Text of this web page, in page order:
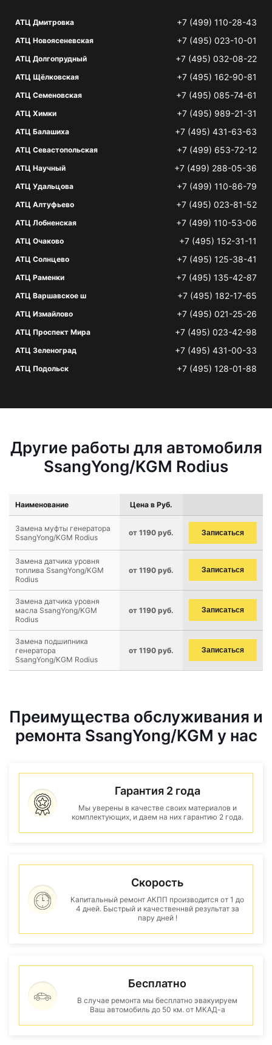
АТЦ Дмитровка +7 (499) 110-28-43
АТЦ Новоясеневская +7 (495) 023-10-01
АТЦ Долгопрудный +7 (495) 032-08-22
АТЦ Щёлковская +7 (495) 162-90-81
АТЦ Семеновская +7 (495) 085-74-61
АТЦ Химки +7 (495) 989-21-31
АТЦ Балашиха +7 (495) 431-63-63
АТЦ Севастопольская +7 (499) 653-72-12
АТЦ Научный +7 (499) 288-05-36
АТЦ Удальцова +7 (499) 110-86-79
АТЦ Алтуфьево +7 (495) 023-81-52
АТЦ Лобненская +7 (499) 110-53-06
АТЦ Очаково +7 (495) 152-31-11
АТЦ Солнцево +7 (495) 125-38-41
АТЦ Раменки +7 (495) 135-42-87
АТЦ Варшавское ш +7 (495) 182-17-65
АТЦ Измайлово +7 (495) 021-25-26
АТЦ Проспект Мира +7 (495) 023-42-98
АТЦ Зеленоград +7 (495) 431-00-33
АТЦ Подольск +7 (495) 128-01-88
Другие работы для автомобиля
SsangYong/KGM Rodius
Наименование Цена в Руб.
Замена муфты генератора
SsangYong/KGM Rodius
от 1190 руб. Записаться
Замена датчика уровня
топлива SsangYong/KGM
Rodius
от 1190 руб. Записаться
Замена датчика уровня
масла SsangYong/KGM
Rodius
от 1190 руб. Записаться
Замена подшипника
генератора
SsangYong/KGM Rodius
от 1190 руб. Записаться
Преимущества обслуживания и
ремонта SsangYong/KGM у нас
Гарантия 2 года
Мы уверены в качестве своих материалов и
комплектующих, и даем на них гарантию 2 года.
Скорость
Капитальный ремонт АКПП производится от 1 до
4 дней. Быстрый и качественнвй результат за
пару дней !
Бесплатно
В случае ремонта мы бесплатно эвакуируем
Ваш автомобиль до 50 км. от МКАД-а